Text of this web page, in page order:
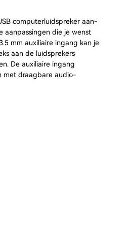
computerluidspreker aan-
aanpassingen die je wenst
mm auxiliaire ingang kan je
aan de luidsprekers
De auxiliaire ingang
met draagbare audio-